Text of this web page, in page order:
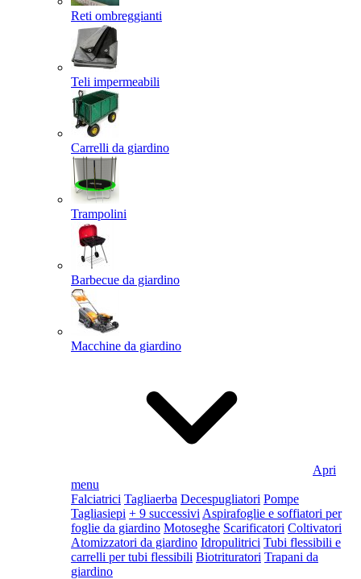
Reti ombreggianti
Teli impermeabili
Carrelli da giardino
Trampolini
Barbecue da giardino
Macchine da giardino
Apri
menu
Falciatrici Tagliaerba Decespugliatori Pompe
Tagliasiepi + 9 successivi Aspirafoglie e soffiatori per
foglie da giardino Motoseghe Scarificatori Coltivatori
Atomizzatori da giardino Idropulitrici Tubi flessibili e
carrelli per tubi flessibili Biotrituratori Trapani da
giardino